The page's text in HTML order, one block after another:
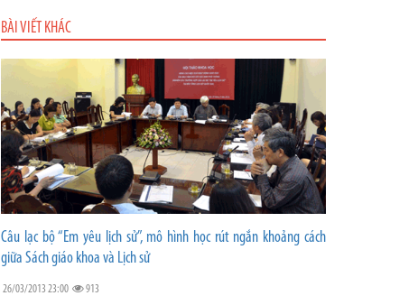
BÀI VIẾT KHÁC
Câu lạc bộ “Em yêu lịch sử”, mô hình học rút ngắn khoảng cách
giữa Sách giáo khoa và Lịch sử
26/03/2013 23:00 913